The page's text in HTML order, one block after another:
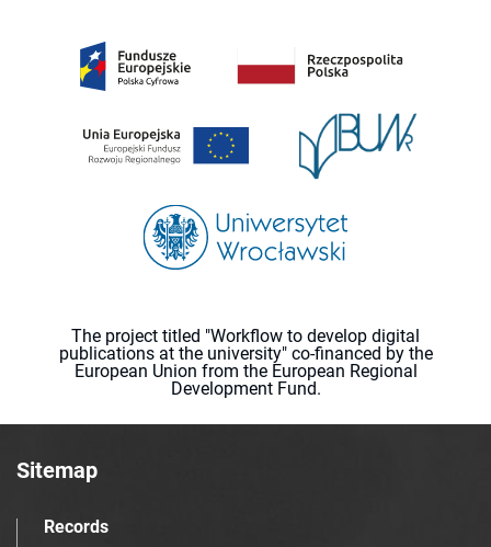
The project titled "Workflow to develop digital
publications at the university" co-financed by the
European Union from the European Regional
Development Fund.
Sitemap
Records